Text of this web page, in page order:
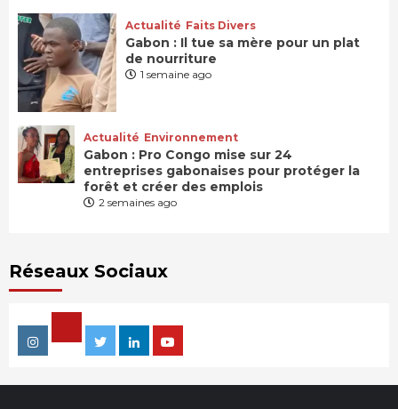
Actualité Faits Divers
Gabon : Il tue sa mère pour un plat
de nourriture
1 semaine ago
Actualité Environnement
Gabon : Pro Congo mise sur 24
entreprises gabonaises pour protéger la
forêt et créer des emplois
2 semaines ago
Réseaux Sociaux
Instagram
Facebook
TwitterLinkedin